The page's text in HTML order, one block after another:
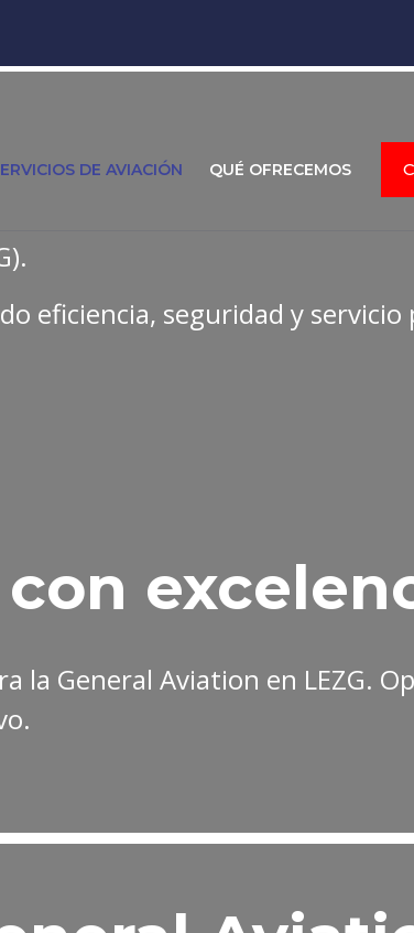
DE AVIACIÓN QUÉ OFRECEMOS
eficiencia, seguridad y servicio
la General Aviation en LEZG.